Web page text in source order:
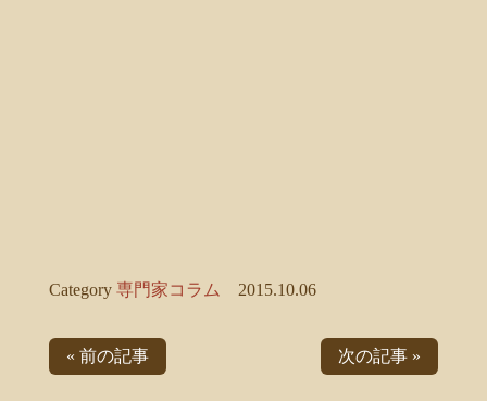
Category 専門家コラム 2015.10.06
« 前の記事 次の記事 »